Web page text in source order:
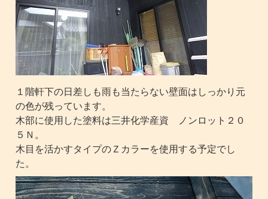
１階軒下の日差しも雨も当たらない壁面はしっかり元
の色が残っています。
木部に使用した塗料は三井化学産資 ノンロット２０
５Ｎ。
木目を活かすタイプのＺカラーを使用する予定でし
た。